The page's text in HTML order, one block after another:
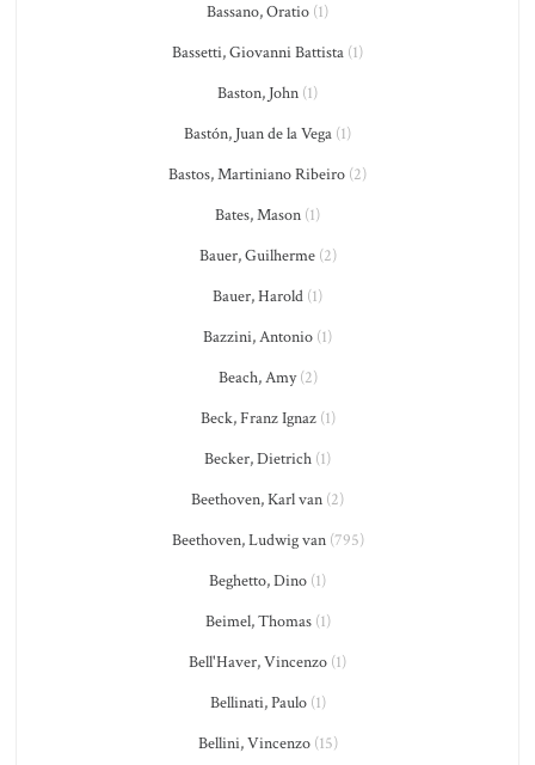
Bassano, Oratio (1)
Bassetti, Giovanni Battista (1)
Baston, John (1)
Bastón, Juan de la Vega (1)
Bastos, Martiniano Ribeiro (2)
Bates, Mason (1)
Bauer, Guilherme(2)
Bauer, Harold (1)
Bazzini, Antonio (1)
Beach, Amy(2)
Beck, Franz Ignaz(1)
Becker, Dietrich (1)
Beethoven, Karl van (2)
Beethoven, Ludwig van(795)
Beghetto, Dino (1)
Beimel, Thomas(1)
Bell'Haver, Vincenzo (1)
Bellinati, Paulo(1)
Bellini, Vincenzo(15)